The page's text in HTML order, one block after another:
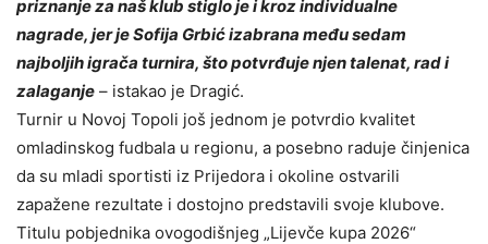
priznanje za naš klub stiglo je i kroz individualne
nagrade, jer je Sofija Grbić izabrana među sedam
najboljih igrača turnira, što potvrđuje njen talenat, rad i
zalaganje – istakao je Dragić.
Turnir u Novoj Topoli još jednom je potvrdio kvalitet
omladinskog fudbala u regionu, a posebno raduje činjenica
da su mladi sportisti iz Prijedora i okoline ostvarili
zapažene rezultate i dostojno predstavili svoje klubove.
Titulu pobjednika ovogodišnjeg „Lijevče kupa 2026“